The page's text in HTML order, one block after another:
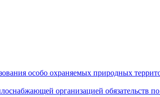
особо охраняемых природных
организацией обязательств